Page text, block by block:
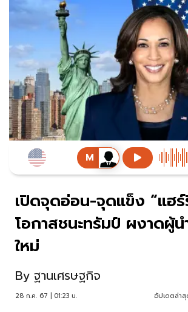
เปิดจุดอ่อน-จุดแข็ง “แฮ
โอกาสชนะทรัมป์ ผงาดผู้
ใหม่
By ฐานเศรษฐกิจ
28 ก.ค. 67 | 01:23 น. อัปเดตล่า